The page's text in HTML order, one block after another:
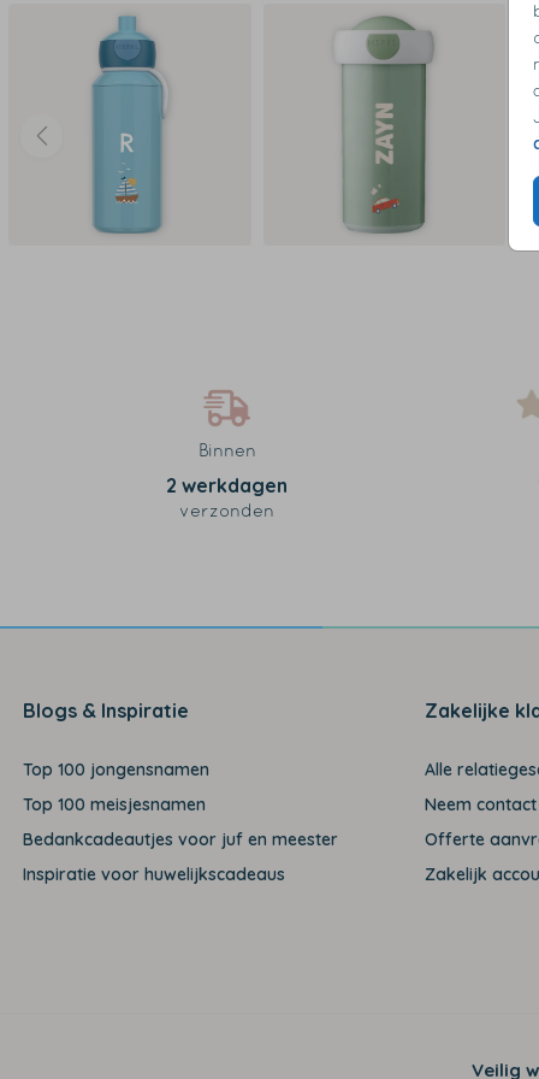
Binnen
2 werkdagen
verzonden
Blogs & Inspiratie
Top 100 jongensnamen
Top 100 meisjesnamen
Bedankcadeautjes voor juf en meester
Inspiratie voor huwelijkscadeaus
Zakelijke
Alle
Neem
Offerte
Zakelijk
Veilig